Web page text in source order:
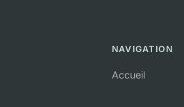
NAVIGATION
Accueil